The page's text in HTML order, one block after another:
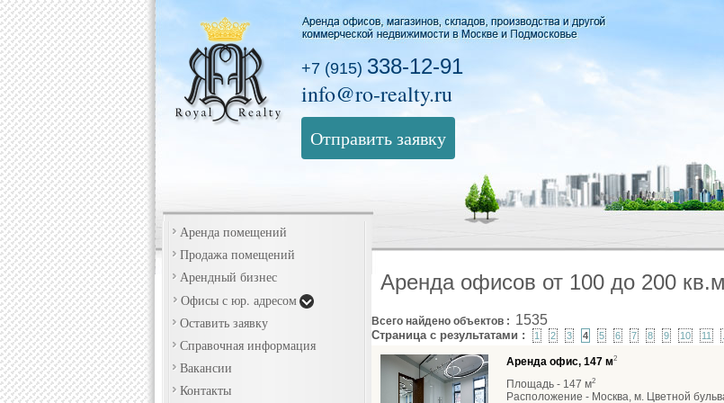
+7 (915) 338-12-91
info@ro-realty.ru
Отправить заявку
Аренда помещений
Продажа помещений
Арендный бизнес
Офисы с юр. адресом
Оставить заявку
Справочная информация
Вакансии
Контакты
Аренда офисов от 100 до 200
Всего найдено объектов : 1535
Страница с результатами : 1 2 3 4 5 6 7 8 9 10 11
Аренда офис, 147 м2
Площадь - 147 м2
Расположение - Москва, м. Цветной